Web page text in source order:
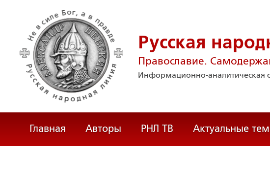
Русская
Православие.
Информационно-аналитическая
Главная Авторы РНЛ ТВ Актуальные